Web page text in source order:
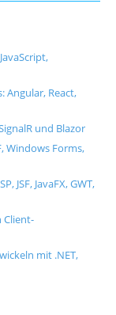
Angular, React,
und Blazor
Windows Forms,
JSF, JavaFX, GWT,
Client-
mit .NET,